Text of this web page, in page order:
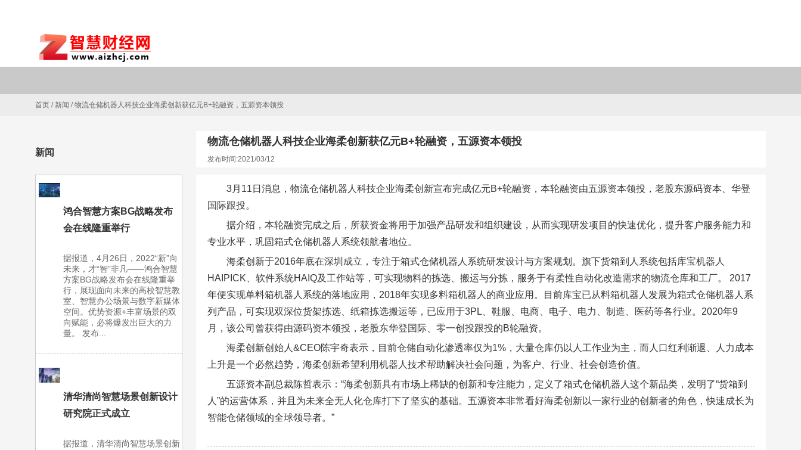
首页 / 新闻 /物流仓储机器人科技企业海柔创新获亿元B+轮融资，五源资本领投
新闻
鸿合智慧方案BG战略发布
会在线隆重举行
据报道，4月26日，2022“新”向
未来，才“智”非凡——鸿合智慧
方案BG战略发布会在线隆重举
行，展现面向未来的高校智慧教
室、智慧办公场景与数字新媒体
空间。优势资源+丰富场景的双
向赋能，必将爆发出巨大的力
量。 发布...
清华清尚智慧场景创新设计
研究院正式成立
据报道，清华清尚智慧场景创新
物流仓储机器人科技企业海柔创新获亿元B+轮融资，五源资本领投
发布时间:2021/03/12
3月11日消息，物流仓储机器人科技企业海柔创新宣布完成亿元B+轮融资，本轮融资由五源资本领投，老股东源码资本、华登
国际跟投。
据介绍，本轮融资完成之后，所获资金将用于加强产品研发和组织建设，从而实现研发项目的快速优化，提升客户服务能力和
专业水平，巩固箱式仓储机器人系统领航者地位。
海柔创新于2016年底在深圳成立，专注于箱式仓储机器人系统研发设计与方案规划。旗下货箱到人系统包括库宝机器人
HAIPICK、软件系统HAIQ及工作站等，可实现物料的拣选、搬运与分拣，服务于有柔性自动化改造需求的物流仓库和工厂。 2017
年便实现单料箱机器人系统的落地应用，2018年实现多料箱机器人的商业应用。目前库宝已从料箱机器人发展为箱式仓储机器人系
列产品，可实现双深位货架拣选、纸箱拣选搬运等，已应用于3PL、鞋服、电商、电子、电力、制造、医药等各行业。2020年9
月，该公司曾获得由源码资本领投，老股东华登国际、零一创投跟投的B轮融资。
海柔创新创始人&CEO陈宇奇表示，目前仓储自动化渗透率仅为1%，大量仓库仍以人工作业为主，而人口红利渐退、人力成本
上升是一个必然趋势，海柔创新希望利用机器人技术帮助解决社会问题，为客户、行业、社会创造价值。
五源资本副总裁陈哲表示：“海柔创新具有市场上稀缺的创新和专注能力，定义了箱式仓储机器人这个新品类，发明了“货箱到
人”的运营体系，并且为未来全无人化仓库打下了坚实的基础。五源资本非常看好海柔创新以一家行业的创新者的角色，快速成长为
智能仓储领域的全球领导者。”